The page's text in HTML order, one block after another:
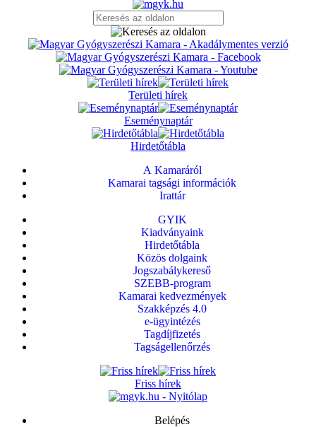
Területi hírek
Eseménynaptár
Hirdetőtábla
A Kamaráról
Kamarai tagsági információk
Irattár
GYIK
Kiadványaink
Hirdetőtábla
Közös dolgaink
Jogszabálykereső
SZEBB-program
Kamarai kedvezmények
Szakképzés 4.0
e-ügyintézés
Tagdíjfizetés
Tagságellenőrzés
Friss hírek
Belépés